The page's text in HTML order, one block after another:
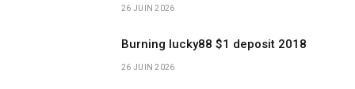
26 JUIN 2026
Burning lucky88 $1 deposit 2018
26 JUIN 2026